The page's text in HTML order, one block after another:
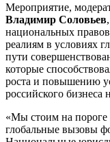
Мероприятие,
Владимир Соловьев
национальных
реалиям в условиях
пути
которые
роста и повышению
российского бизнеса
«Мы стоим на пороге
глобальные вызовы